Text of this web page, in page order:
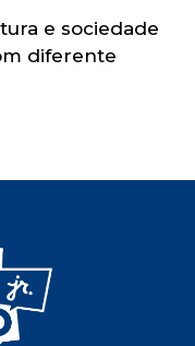
e sociedade
diferente